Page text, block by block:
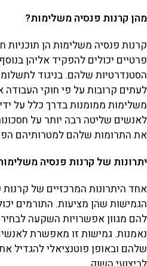
מהן קרנות פנסיה משלימות?
קרנות פנסיה משלימות הן תוכניות
פרטיים יכולים להפקיד אליהן
הסטנדרטיות שלהם. בניגוד
לעתים קרובות על פי חוקי העבודה
משלימות ממומנות בדרך כלל על
לאנשים שליטה רבה יותר על
את התרומות שלהם למטרותיהם
יתרונות של קרנות פנסיה
אחד היתרונות המרכזיים של
הגמישות שהן מציעות. התורמים
להם מגוון אפשרויות השקעה
נאמנות. גמישות זו מאפשרת
שלהם ובאופן פוטנציאלי